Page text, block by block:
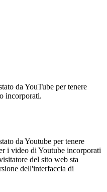
da YouTube per tenere
incorporati.
da Youtube per tenere
i video di Youtube incorporati
del sito web sta
dell'interfaccia di